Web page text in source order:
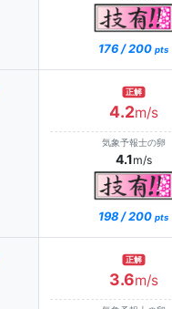
176 / 200 pts
正解
4.2m/s
気象予報士の卵
4.1m/s
198 / 200 pts
正解
3.6m/s